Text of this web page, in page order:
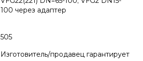
100 через адаптер
505
Изготовитель/продавец гарантирует